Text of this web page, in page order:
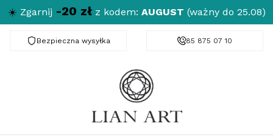
☀️ Zgarnij -20 zł z kodem: AUGUST (ważny do 25.08)
Bezpieczna wysyłka Darmowa dostawa od 150 zł
85 875 07 10